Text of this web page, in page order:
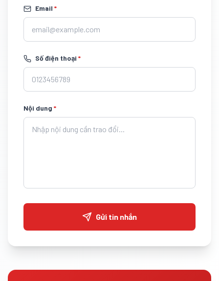
Email *
Số điện thoại *
Nội dung *
Gửi tin nhắn